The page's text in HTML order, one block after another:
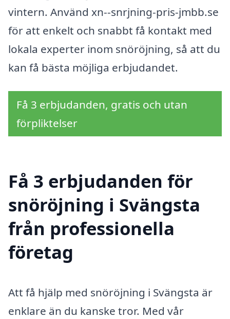
vintern. Använd xn--snrjning-pris-jmbb.se
för att enkelt och snabbt få kontakt med
lokala experter inom snöröjning, så att du
kan få bästa möjliga erbjudandet.
Få 3 erbjudanden, gratis och utan
förpliktelser
Få 3 erbjudanden för
snöröjning i Svängsta
från professionella
företag
Att få hjälp med snöröjning i Svängsta är
enklare än du kanske tror. Med vår